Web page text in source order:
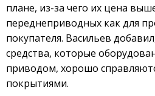
плане, из-за чего их цена
переднеприводных как для
покупателя. Васильев
средства, которые
приводом, хорошо
покрытиями.